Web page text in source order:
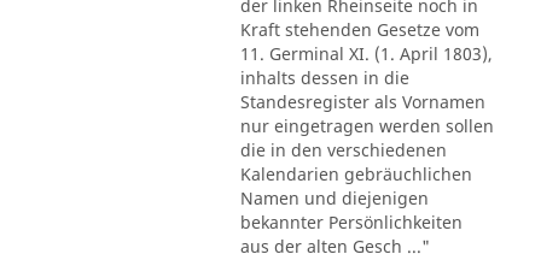
der linken Rheinseite noch in
Kraft stehenden Gesetze vom
11. Germinal XI. (1. April 1803),
inhalts dessen in die
Standesregister als Vornamen
nur eingetragen werden sollen
die in den verschiedenen
Kalendarien gebräuchlichen
Namen und diejenigen
bekannter Persönlichkeiten
aus der alten Gesch ..."